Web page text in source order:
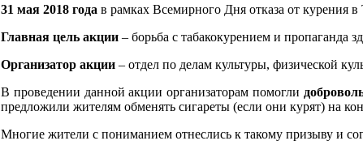
31 мая 2018 года в рамках Всемирного Дня отказа от курения в
Главная цель акции – борьба с табакокурением и пропаганда
Организатор акции – отдел по делам культуры, физической
В проведении данной акции организаторам помогли
предложили жителям обменять сигареты (если они курят) на
Многие жители с пониманием отнеслись к такому призыву и